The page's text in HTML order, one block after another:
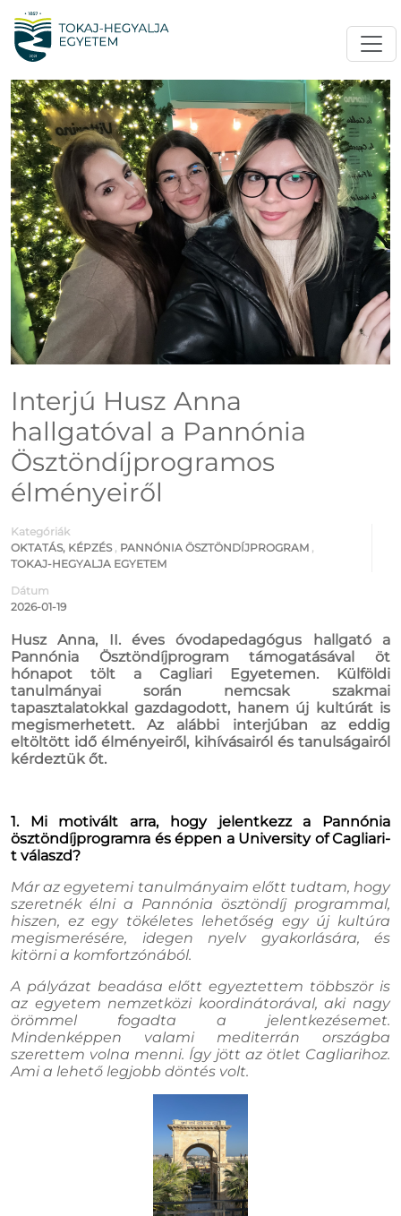
Interjú Husz Anna
hallgatóval a Pannónia
Ösztöndíjprogramos
élményeiről
Kategóriák
OKTATÁS, KÉPZÉS, PANNÓNIA ÖSZTÖNDÍJPROGRAM ,
TOKAJ-HEGYALJA EGYETEM
Dátum
2026-01-19
Husz Anna, II. éves óvodapedagógus hallgató a
Pannónia Ösztöndíjprogram támogatásával öt
hónapot tölt a Cagliari Egyetemen. Külföldi
tanulmányai során nemcsak szakmai
tapasztalatokkal gazdagodott, hanem új kultúrát is
megismerhetett. Az alábbi interjúban az eddig
eltöltött idő élményeiről, kihívásairól és tanulságairól
kérdeztük őt.
1. Mi motivált arra, hogy jelentkezz a Pannónia
ösztöndíjprogramra és éppen a University of Cagliari-
t válaszd?
Már az egyetemi tanulmányaim előtt tudtam, hogy
szeretnék élni a Pannónia ösztöndíj programmal,
hiszen, ez egy tökéletes lehetőség egy új kultúra
megismerésére, idegen nyelv gyakorlására, és
kitörni a komfortzónából.
A pályázat beadása előtt egyeztettem többször is
az egyetem nemzetközi koordinátorával, aki nagy
örömmel fogadta a jelentkezésemet.
Mindenképpen valami mediterrán országba
szerettem volna menni. Így jött az ötlet Cagliarihoz.
Ami a lehető legjobb döntés volt.